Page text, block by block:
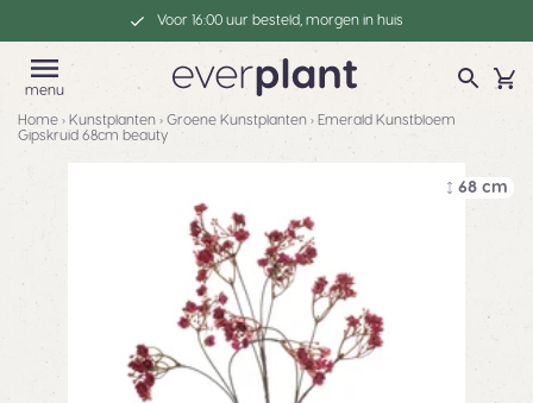
Voor 16:00 uur besteld, morgen in huis
menu
Home › Kunstplanten › Groene Kunstplanten › Emerald Kunstbloem
Gipskruid 68cm beauty
68 cm